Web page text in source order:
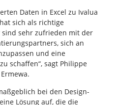
Daten in Excel zu Ivalua
sich als richtige
sind sehr zufrieden mit der
sich an
und eine
schaffen“, sagt Philippe
bei den Design-
Lösung auf, die die